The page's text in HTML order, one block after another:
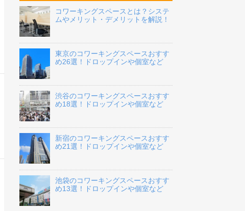
コワーキングスペースとは？システ
ムやメリット・デメリットを解説！
東京のコワーキングスペースおすす
め26選！ドロップインや個室など
渋谷のコワーキングスペースおすす
め18選！ドロップインや個室など
新宿のコワーキングスペースおすす
め21選！ドロップインや個室など
池袋のコワーキングスペースおすす
め13選！ドロップインや個室など